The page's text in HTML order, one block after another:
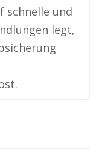
schnelle und
legt,